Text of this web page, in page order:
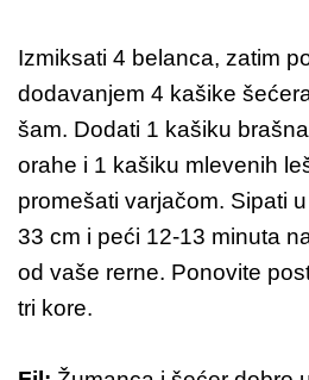
Izmiksati 4 belanca, zatim
dodavanjem 4 kašike
šam. Dodati 1 kašiku
orahe i 1 kašiku mlevenih
promešati varjačom. Sipati
33 cm i peći 12-13 minuta
od vaše rerne. Ponovite
tri kore.